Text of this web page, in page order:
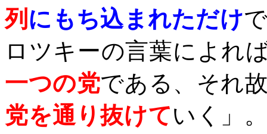
列 にもち込まれただけ
ロツキーの言葉によれ
一つの党である、それ
党を通り抜けていく」